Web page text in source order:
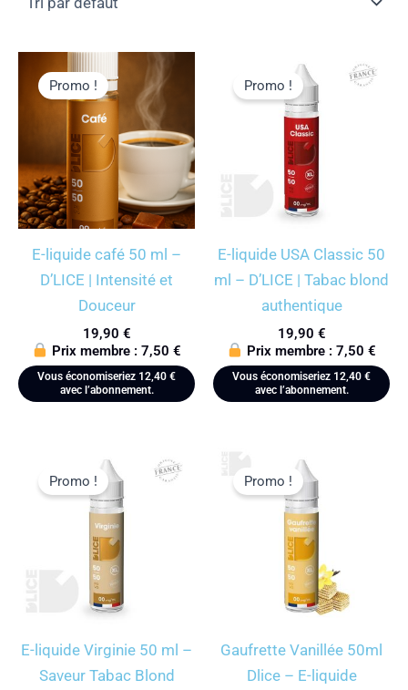
Promo !
E-liquide café 50 ml –
D’LICE | Intensité et
Douceur
19,90 €
Prix membre : 7,50 €
Vous économiseriez 12,40 €
avec l’abonnement.
Promo !
E-liquide USA Classic 50
ml – D’LICE | Tabac blond
authentique
19,90 €
Prix membre : 7,50 €
Vous économiseriez 12,40 €
avec l’abonnement.
Promo !
E-liquide Virginie 50 ml –
Saveur Tabac Blond
Promo !
Gaufrette Vanillée 50ml
Dlice – E-liquide